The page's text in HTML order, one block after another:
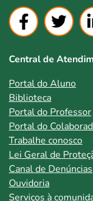
Central de
Portal do Aluno
Biblioteca
Portal do Professor
Portal do
Trabalhe conosco
Lei Geral de
Canal de Denúncias
Ouvidoria
Serviços à